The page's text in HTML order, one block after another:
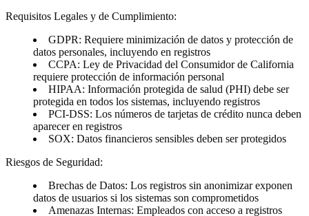
Requisitos Legales y de Cumplimiento:
GDPR: Requiere minimización de datos y protección de
datos personales, incluyendo en registros
CCPA: Ley de Privacidad del Consumidor de California
requiere protección de información personal
HIPAA: Información protegida de salud (PHI) debe ser
protegida en todos los sistemas, incluyendo registros
PCI-DSS: Los números de tarjetas de crédito nunca deben
aparecer en registros
SOX: Datos financieros sensibles deben ser protegidos
Riesgos de Seguridad:
Brechas de Datos: Los registros sin anonimizar exponen
datos de usuarios si los sistemas son comprometidos
Amenazas Internas: Empleados con acceso a registros